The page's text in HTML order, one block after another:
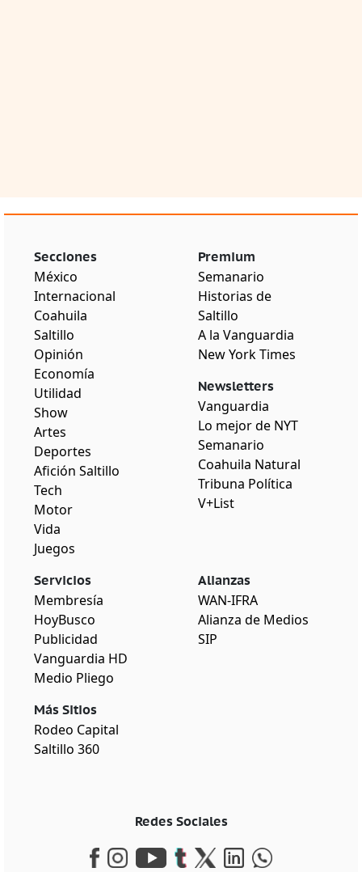
Secciones
México
Internacional
Coahuila
Saltillo
Opinión
Economía
Utilidad
Show
Artes
Deportes
Afición Saltillo
Tech
Motor
Vida
Juegos
Premium
Semanario
Historias de
Saltillo
A la Vanguardia
New York Times
Newsletters
Vanguardia
Lo mejor de NYT
Semanario
Coahuila Natural
Tribuna Política
V+List
Servicios
Membresía
HoyBusco
Publicidad
Vanguardia HD
Medio Pliego
Más Sitios
Rodeo Capital
Saltillo 360
Alianzas
WAN-IFRA
Alianza de Medios
SIP
Redes Sociales